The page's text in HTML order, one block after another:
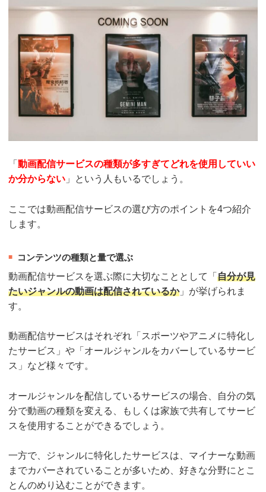
「 動画配信サービスの種類が多すぎてどれを使用していい
か分からない 」という人もいるでしょう。
ここでは動画配信サービスの選び方のポイントを4つ紹介
します。
コンテンツの種類と量で選ぶ
動画配信サービスを選ぶ際に大切なこととして「 自分が見
たいジャンルの動画は配信されているか」が挙げられま
す。
動画配信サービスはそれぞれ「スポーツやアニメに特化し
たサービス」や「オールジャンルをカバーしているサービ
ス」など様々です。
オールジャンルを配信しているサービスの場合、自分の気
分で動画の種類を変える、もしくは家族で共有してサービ
スを使用することができるでしょう。
一方で、ジャンルに特化したサービスは、マイナーな動画
までカバーされていることが多いため、好きな分野にとこ
とんのめり込むことができます。